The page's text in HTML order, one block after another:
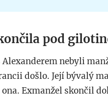
pod
Alexanderem nebyli
došlo. Její bývalý
Exmanžel skončil